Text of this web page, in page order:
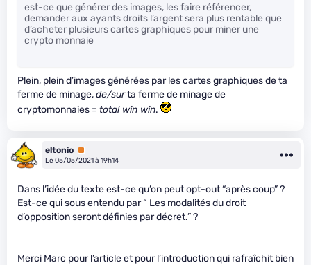
est-ce que générer des images, les faire référencer,
demander aux ayants droits l’argent sera plus rentable que
d’acheter plusieurs cartes graphiques pour miner une
crypto monnaie
Plein, plein d’images générées par les cartes graphiques de ta
ferme de minage,de/surta ferme de minage de
cryptomonnaies = total win win.
eltonio Premium
Le 05/05/2021 à 19h14
Dans l’idée du texte est-ce qu’on peut opt-out “après coup” ?
Est-ce qui sous entendu par “ Les modalités du droit
d’opposition seront définies par décret.” ?
Merci Marc pour l’article et pour l’introduction qui rafraîchit bien